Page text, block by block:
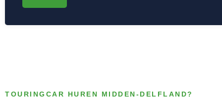
TOURINGCAR HUREN MIDDEN-DELFLAND?